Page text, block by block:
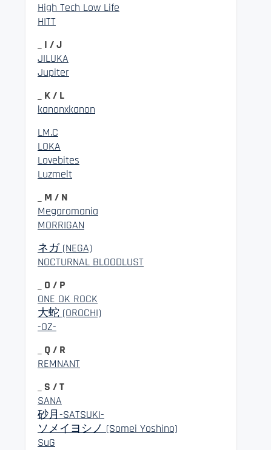
High Tech Low Life
HITT
_ I / J
JILUKA
Jupiter
_ K / L
kanonxkanon
LM.C
LOKA
Lovebites
Luzmelt
_ M / N
Megaromania
MORRIGAN
ネガ (NEGA)
NOCTURNAL BLOODLUST
_ O / P
ONE OK ROCK
大蛇 (OROCHI)
-OZ-
_ Q / R
REMNANT
_ S / T
SANA
砂月-SATSUKI-
ソメイヨシノ (Somei Yoshino)
SuG